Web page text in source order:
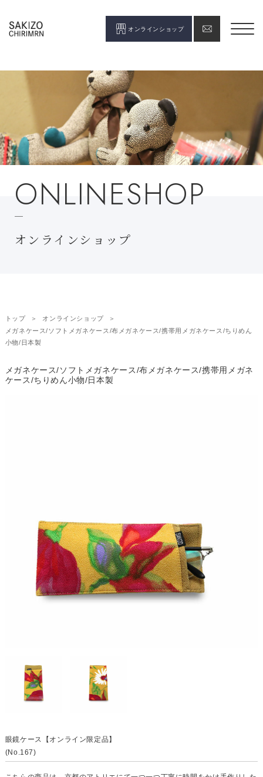
オンラインショップ
ONLINESHOP
オンラインショップ
トップ
オンラインショップ
メガネケース/ソフトメガネケース/布メガネケース/携帯用メガネケース/ちりめん
小物/日本製
メガネケース/ソフトメガネケース/布メガネケース/携帯用メガネ
ケース/ちりめん小物/日本製
眼鏡ケース【オンライン限定品】
(No.167)